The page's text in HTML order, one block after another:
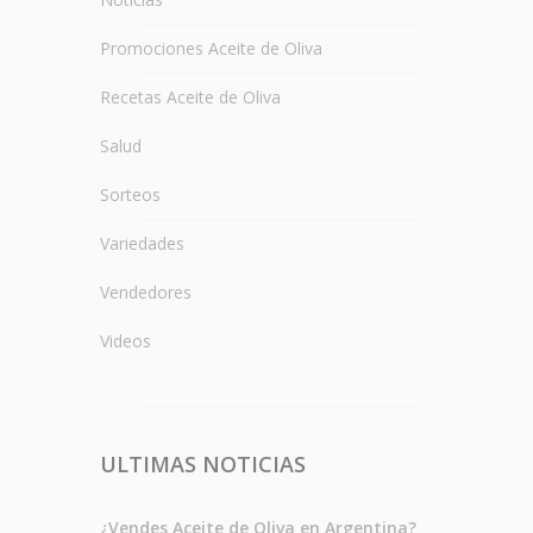
Promociones Aceite de Oliva
Recetas Aceite de Oliva
Salud
Sorteos
Variedades
Vendedores
Videos
ULTIMAS NOTICIAS
¿Vendes Aceite de Oliva en Argentina?